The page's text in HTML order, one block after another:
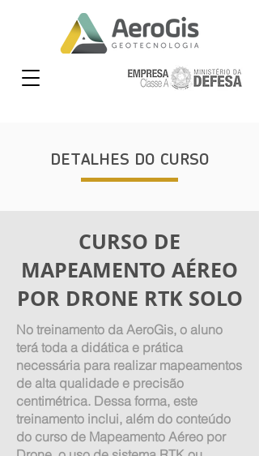
DETALHES DO CURSO
CURSO DE
MAPEAMENTO AÉREO
POR DRONE RTK SOLO
No treinamento da AeroGis, o aluno
terá toda a didática e prática
necessária para realizar mapeamentos
de alta qualidade e precisão
centimétrica. Dessa forma, este
treinamento inclui, além do conteúdo
do curso de Mapeamento Aéreo por